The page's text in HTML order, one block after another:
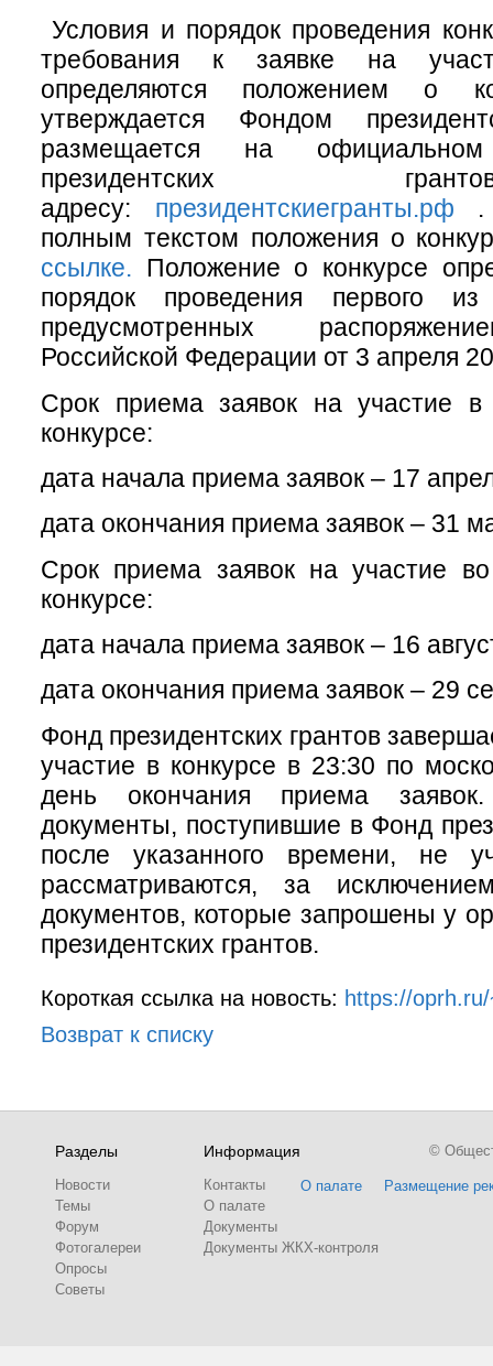
Условия и порядок проведения
требования к заявке на
определяются положением о
утверждается Фондом
размещается на
президентских
адресу: президентскиегранты.рф .
полным текстом положения о
ссылке. Положение о конкурсе
порядок проведения первого
предусмотренных
Российской Федерации от 3 апреля
Срок приема заявок на участие
конкурсе:
дата начала приема заявок – 17
дата окончания приема заявок – 31
Срок приема заявок на участие
конкурсе:
дата начала приема заявок – 16
дата окончания приема заявок – 29
Фонд президентских грантов
участие в конкурсе в 23:30 по
день окончания приема
документы, поступившие в Фонд
после указанного времени, не
рассматриваются, за
документов, которые запрошены у
президентских грантов.
Короткая ссылка на новость: https://
Возврат к списку
Разделы
Новости
Темы
Форум
Фотогалереи
Опросы
Советы
Информация
Контакты
О палате
Документы
Документы ЖКХ-контроля
О палате Размещение
©